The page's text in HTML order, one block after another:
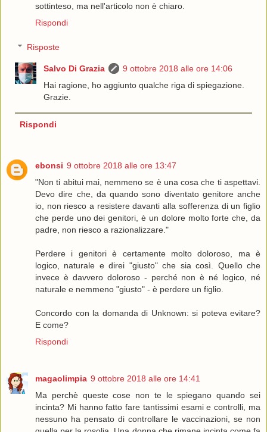
sottinteso, ma nell'articolo non è chiaro.
Rispondi
Risposte
Salvo Di Grazia
9 ottobre 2018 alle ore 14:06
Hai ragione, ho aggiunto qualche riga di spiegazione.
Grazie.
Rispondi
ebonsi 9 ottobre 2018 alle ore 13:47
"Non ti abitui mai, nemmeno se è una cosa che ti aspettavi.
Devo dire che, da quando sono diventato genitore anche
io, non riesco a resistere davanti alla sofferenza di un figlio
che perde uno dei genitori, è un dolore molto forte che, da
padre, non riesco a razionalizzare."
Perdere i genitori è certamente molto doloroso, ma è
logico, naturale e direi "giusto" che sia così. Quello che
invece è davvero doloroso - perché non è né logico, né
naturale e nemmeno "giusto" - è perdere un figlio.
Concordo con la domanda di Unknown: si poteva evitare?
E come?
Rispondi
magaolimpia 9 ottobre 2018 alle ore 14:41
Ma perchè queste cose non te le spiegano quando sei
incinta? Mi hanno fatto fare tantissimi esami e controlli, ma
nessuno ha pensato di controllare le vaccinazioni, se non